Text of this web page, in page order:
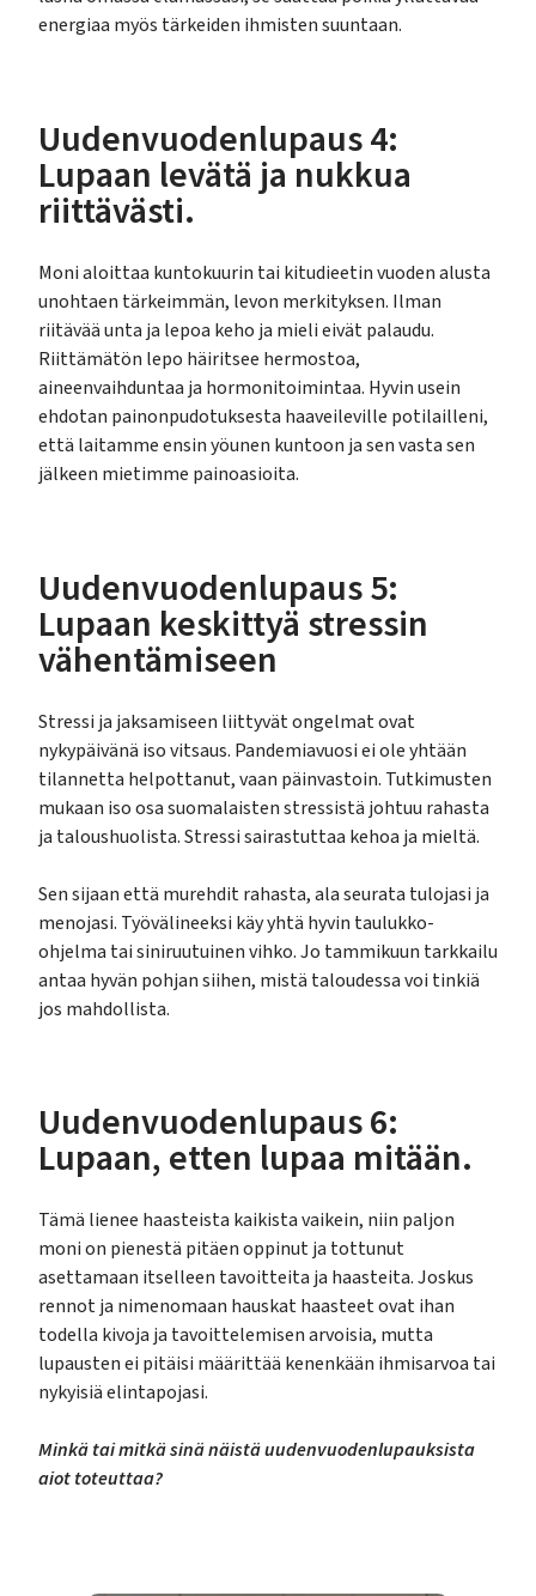
energiaa myös tärkeiden ihmisten suuntaan.
Uudenvuodenlupaus 4:
Lupaan levätä ja nukkua
riittävästi.
Moni aloittaa kuntokuurin tai kitudieetin vuoden alusta
unohtaen tärkeimmän, levon merkityksen. Ilman
riitävää unta ja lepoa keho ja mieli eivät palaudu.
Riittämätön lepo häiritsee hermostoa,
aineenvaihduntaa ja hormonitoimintaa. Hyvin usein
ehdotan painonpudotuksesta haaveileville potilailleni,
että laitamme ensin yöunen kuntoon ja sen vasta sen
jälkeen mietimme painoasioita.
Uudenvuodenlupaus 5:
Lupaan keskittyä stressin
vähentämiseen
Stressi ja jaksamiseen liittyvät ongelmat ovat
nykypäivänä iso vitsaus. Pandemiavuosi ei ole yhtään
tilannetta helpottanut, vaan päinvastoin. Tutkimusten
mukaan iso osa suomalaisten stressistä johtuu rahasta
ja taloushuolista. Stressi sairastuttaa kehoa ja mieltä.
Sen sijaan että murehdit rahasta, ala seurata tulojasi ja
menojasi. Työvälineeksi käy yhtä hyvin taulukko-
ohjelma tai siniruutuinen vihko. Jo tammikuun tarkkailu
antaa hyvän pohjan siihen, mistä taloudessa voi tinkiä
jos mahdollista.
Uudenvuodenlupaus 6:
Lupaan, etten lupaa mitään.
Tämä lienee haasteista kaikista vaikein, niin paljon
moni on pienestä pitäen oppinut ja tottunut
asettamaan itselleen tavoitteita ja haasteita. Joskus
rennot ja nimenomaan hauskat haasteet ovat ihan
todella kivoja ja tavoittelemisen arvoisia, mutta
lupausten ei pitäisi määrittää kenenkään ihmisarvoa tai
nykyisiä elintapojasi.
Minkä tai mitkä sinä näistä uudenvuodenlupauksista
aiot toteuttaa?